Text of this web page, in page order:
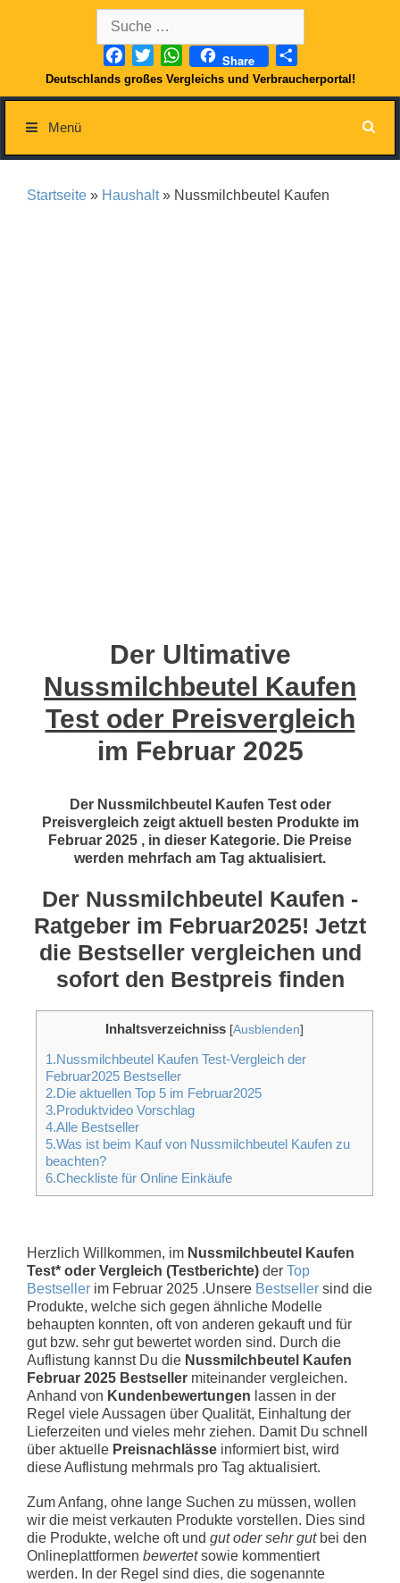
nach:
Facebook
TwitterWhatsApp
Share
Deutschlands großes Vergleichs und Verbraucherportal!
Menü
Startseite » Haushalt» Nussmilchbeutel Kaufen
Der Ultimative
Nussmilchbeutel Kaufen
Test oder Preisvergleich
im Februar 2025
Der Nussmilchbeutel Kaufen Test oder
Preisvergleich zeigt aktuell besten Produkte im
Februar 2025 , in dieser Kategorie. Die Preise
werden mehrfach am Tag aktualisiert.
Der Nussmilchbeutel Kaufen -
Ratgeber im Februar2025! Jetzt
die Bestseller vergleichen und
sofort den Bestpreis finden
Inhaltsverzeichniss [Ausblenden]
1.Nussmilchbeutel Kaufen Test-Vergleich der
Februar2025 Bestseller
2.Die aktuellen Top 5 im Februar2025
3.Produktvideo Vorschlag
4.Alle Bestseller
5.Was ist beim Kauf von Nussmilchbeutel Kaufen zu
beachten?
6.Checkliste für Online Einkäufe
Herzlich Willkommen, im Nussmilchbeutel Kaufen
Test* oder Vergleich (Testberichte) der Top
Bestseller im Februar 2025 .Unsere Bestseller sind die
Produkte, welche sich gegen ähnliche Modelle
behaupten konnten, oft von anderen gekauft und für
gut bzw. sehr gut bewertet worden sind. Durch die
Auflistung kannst Du die Nussmilchbeutel Kaufen
Februar 2025 Bestseller miteinander vergleichen.
Anhand von Kundenbewertungen lassen in der
Regel viele Aussagen über Qualität, Einhaltung der
Lieferzeiten und vieles mehr ziehen. Damit Du schnell
über aktuelle Preisnachlässe informiert bist, wird
diese Auflistung mehrmals pro Tag aktualisiert.
Zum Anfang, ohne lange Suchen zu müssen, wollen
wir die meist verkauten Produkte vorstellen. Dies sind
die Produkte, welche oft und gut oder sehr gutbei den
Onlineplattformen bewertetsowie kommentiert
werden. In der Regel sind dies, die sogenannte